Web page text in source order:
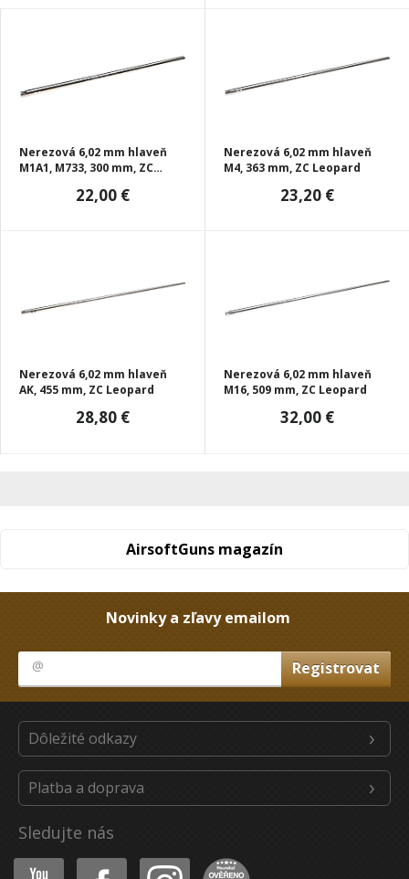
Nerezová 6,02 mm hlaveň
M1A1, M733, 300 mm, ZC
22,00 €
Nerezová 6,02 mm hlaveň
M4, 363 mm, ZC Leopard
23,20 €
Nerezová 6,02 mm hlaveň
AK, 455 mm, ZC Leopard
28,80 €
Nerezová 6,02 mm hlaveň
M16, 509 mm, ZC Leopard
32,00 €
AirsoftGuns magazín
Novinky a zľavy emailom
Dôležité odkazy
Platba a doprava
Sledujte nás
Youtube Facebook Instagram Heureka